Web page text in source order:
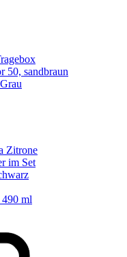
50, sandbraun
Zitrone
im Set
ml